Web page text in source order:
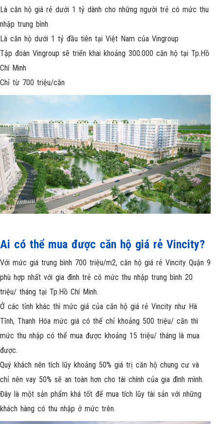
Là căn hộ giá rẻ dưới 1 tỷ dành cho những người trẻ có mức thu
nhập trung bình
Là căn hộ dưới 1 tỷ đầu tiên tại Việt Nam của Vingroup
Tập đoàn Vingroup sẽ triển khai khoảng 300.000 căn hộ tại Tp.Hồ
Chí Minh
Chỉ từ 700 triệu/căn
Ai có thể mua được căn hộ giá rẻ Vincity?
Với mức giá trung bình 700 triệu/m2, căn hộ giá rẻ Vincity Quận 9
phù hợp nhất với gia đình trẻ có mức thu nhập trung bình 20
triệu/ tháng tại Tp.Hồ Chí Minh.
Ở các tỉnh khác thì mức giá của căn hộ giá rẻ Vincity như Hà
Tĩnh, Thanh Hóa mức giá có thể chỉ khoảng 500 triệu/ căn thì
mức thu nhập có thể mua được khoảng 15 triệu/ tháng là mua
được.
Quý khách nên tích lũy khoảng 50% giá trị căn hộ chung cư và
chỉ nên vay 50% sẽ an toàn hơn cho tài chính của gia đình mình.
Đây là một sản phẩm khá tốt để mua tích lũy tài sản với những
khách hàng có thu nhập ở mức trên.